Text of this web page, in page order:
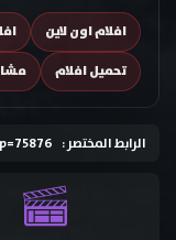
افلام اون لاين
تحميل افلام
الرابط المختصر :